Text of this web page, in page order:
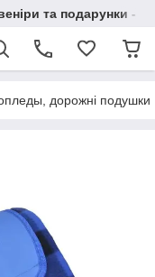
та подарунки -
дорожні подушки